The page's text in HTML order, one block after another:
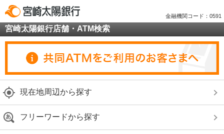
金融機関コード：0591
宮崎太陽銀行店舗・ATM検索
現在地周辺から探す
フリーワードから探す